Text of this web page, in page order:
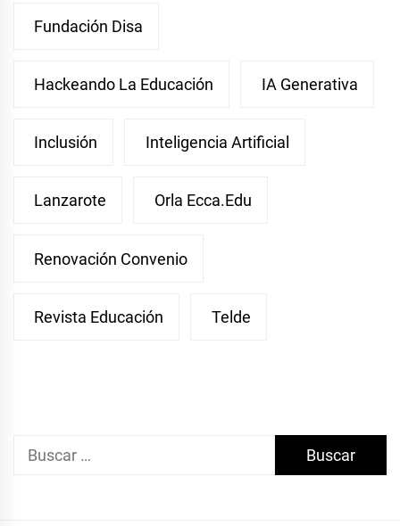
Fundación Disa
Hackeando La Educación IA Generativa
Inclusión Inteligencia Artificial
Lanzarote Orla Ecca.edu
Renovación Convenio
Revista Educación Telde
Buscar: